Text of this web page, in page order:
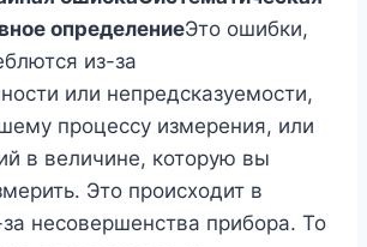
определениеЭто ошибки,
из-за
или непредсказуемости,
процессу измерения, или
в величине, которую вы
Это происходит в
несовершенства прибора. То